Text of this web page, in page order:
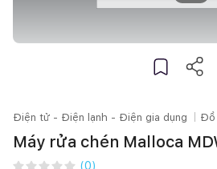
Điện tử - Điện lạnh - Điện gia dụng Đồ
Máy rửa chén Malloca
(0)